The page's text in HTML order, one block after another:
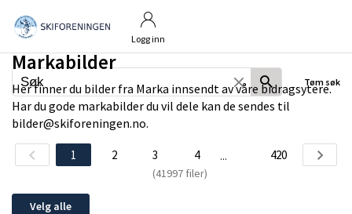
Logg inn
Markabilder
Her finner du bilder fra Marka innsendt av våre bidragsytere.
Har du gode markabilder du vil dele kan de sendes til
bilder@skiforeningen.no.
Tøm søk
1 2 3 4 ... 420
(41997 filer)
Velg alle